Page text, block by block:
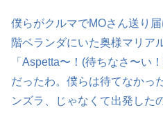
僕らがクルマでMOさん送り
階ベランダにいた奥様マリア
「Aspetta〜！(待ちなさ〜い
だったわ。僕らは待てなかっ
ンズラ、じゃなくて出発したの